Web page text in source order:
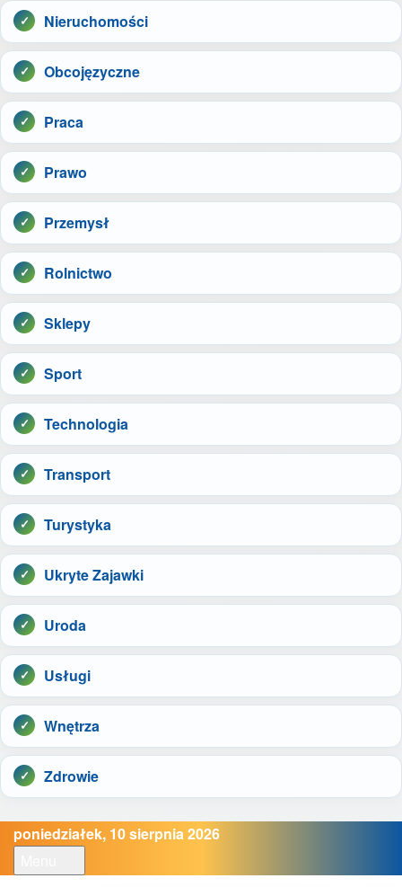
Nieruchomości
Obcojęzyczne
Praca
Prawo
Przemysł
Rolnictwo
Sklepy
Sport
Technologia
Transport
Turystyka
Ukryte Zajawki
Uroda
Usługi
Wnętrza
Zdrowie
poniedziałek, 10 sierpnia 2026